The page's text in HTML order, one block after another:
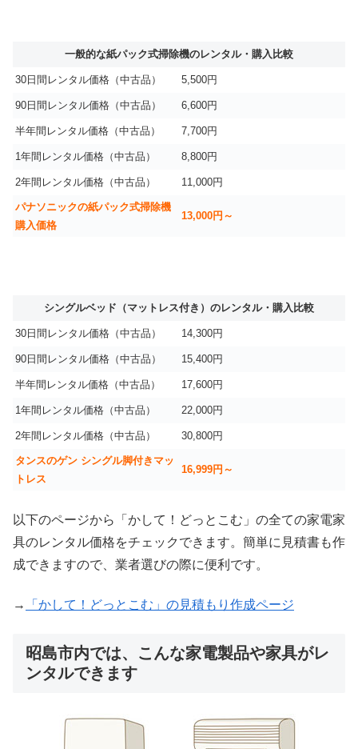
一般的な紙パック式掃除機のレンタル・購入比較
30日間レンタル価格（中古品） 5,500円
90日間レンタル価格（中古品） 6,600円
半年間レンタル価格（中古品） 7,700円
1年間レンタル価格（中古品） 8,800円
2年間レンタル価格（中古品） 11,000円
パナソニックの紙パック式掃除機
購入価格
13,000円～
シングルベッド（マットレス付き）のレンタル・購入比較
30日間レンタル価格（中古品） 14,300円
90日間レンタル価格（中古品） 15,400円
半年間レンタル価格（中古品） 17,600円
1年間レンタル価格（中古品） 22,000円
2年間レンタル価格（中古品） 30,800円
タンスのゲン シングル脚付きマッ
トレス
16,999円～
以下のページから「かして！どっとこむ」の全ての家電家
具のレンタル価格をチェックできます。簡単に見積書も作
成できますので、業者選びの際に便利です。
→ 「かして！どっとこむ」の見積もり作成ページ
昭島市内では、こんな家電製品や家具がレ
ンタルできます